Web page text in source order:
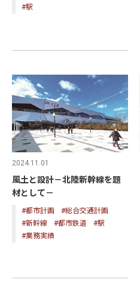
#駅
2024.11.01
風土と設計－北陸新幹線を題
材として－
#都市計画
#総合交通計画
#新幹線
#都市鉄道
#駅
#業務実績